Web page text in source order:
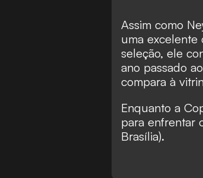
Assim como
uma excelente
seleção, ele
ano passado
compara à
Enquanto a
para enfrentar
Brasília).